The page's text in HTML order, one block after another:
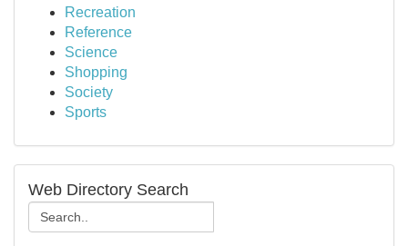
Recreation
Reference
Science
Shopping
Society
Sports
Web Directory Search